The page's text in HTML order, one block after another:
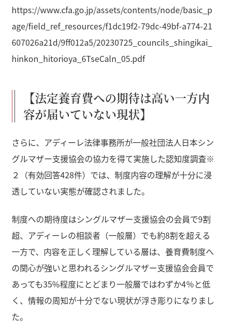
https://www.cfa.go.jp/assets/contents/node/basic_p
age/field_ref_resources/f1dc19f2-79dc-49bf-a774-21
607026a21d/9ff012a5/20230725_councils_shingikai_
hinkon_hitorioya_6TseCaln_05.pdf
【法定養育費への期待は高い一方内
容が届いていない現状】
さらに、アディーレ法律事務所が一般社団法人日本シン
グルマザー支援協会の協力を得て実施した認知度調査※
２（有効回答428件）では、制度内容の理解が十分に浸
透していない実態が確認されました。
制度への期待度はシングルマザー支援協会の会員で9割
超、アディーレの相談者（一般層）でも約8割を超える
一方で、内容を正しく理解している層は、養育費制度へ
の関心が強いと思われるシングルマザー支援協会会員で
あっても35%程度にとどまり一般層ではわずか4％と低
く、情報の周知が十分でない現状が浮き彫りになりまし
た。